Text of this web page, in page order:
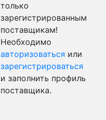
только
зарегистрированным
поставщикам!
Необходимо
авторизоваться или
зарегистрироваться
и заполнить профиль
поставщика.